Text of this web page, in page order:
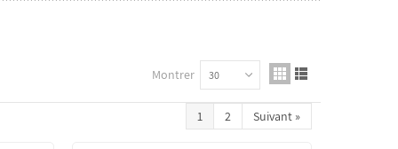
Montrer 30
1 2 Suivant »